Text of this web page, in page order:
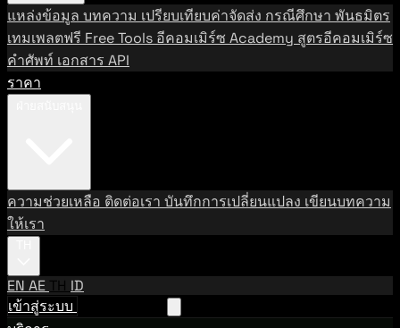
แหล่งข้อมูล บทความ เปรียบเทียบค่าจัดส่ง กรณีศึกษา พันธมิตร
เทมเพลตฟรี Free Tools อีคอมเมิร์ซ Academy สูตรอีคอมเมิร์ซ
คำศัพท์ เอกสาร API
ราคา
ความช่วยเหลือ ติดต่อเรา บันทึกการเปลี่ยนแปลง เขียนบทความ
ให้เรา
EN AE TH ID
เข้าสู่ระบบ